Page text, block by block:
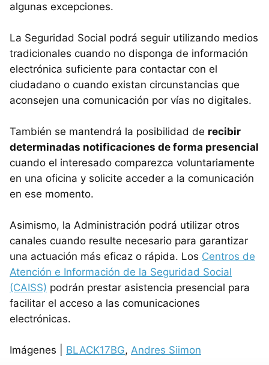
algunas excepciones.
La Seguridad Social podrá seguir utilizando medios
tradicionales cuando no disponga de información
electrónica suficiente para contactar con el
ciudadano o cuando existan circunstancias que
aconsejen una comunicación por vías no digitales.
También se mantendrá la posibilidad de recibir
determinadas notificaciones de forma presencial
cuando el interesado comparezca voluntariamente
en una oficina y solicite acceder a la comunicación
en ese momento.
Asimismo, la Administración podrá utilizar otros
canales cuando resulte necesario para garantizar
una actuación más eficaz o rápida. Los Centros de
Atención e Información de la Seguridad Social
(CAISS) podrán prestar asistencia presencial para
facilitar el acceso a las comunicaciones
electrónicas.
Imágenes | BLACK17BG, Andres Siimon